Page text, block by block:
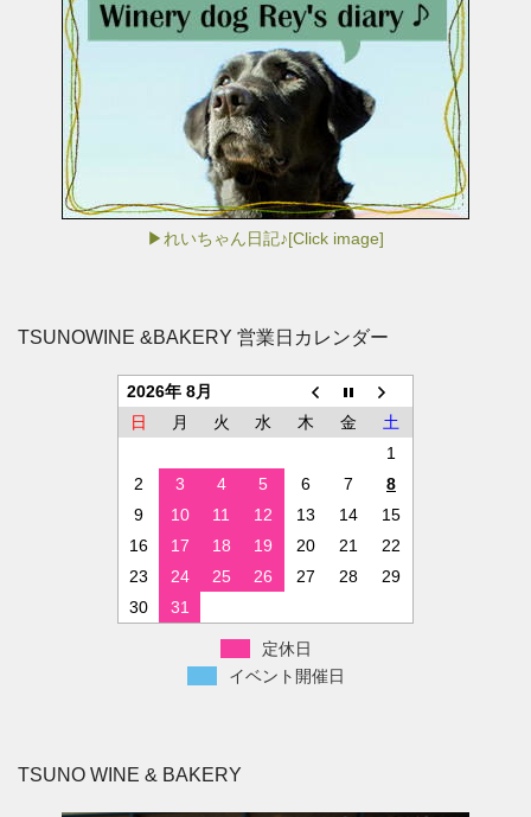
▶れいちゃん日記♪[Click image]
TSUNOWINE &BAKERY 営業日カレンダー
2026年 8月
日
月 火 水 木 金
土
1
2
3 4 5 6 7
8
9
10 11 12 13 14
15
16
17 18 19 20 21
22
23
24 25 26 27 28
29
30
31
定休日
イベント開催日
TSUNO WINE & BAKERY